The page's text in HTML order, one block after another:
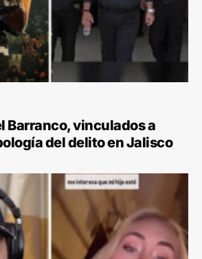
Barranco, vinculados a
del delito en Jalisco